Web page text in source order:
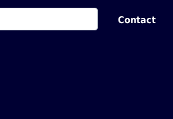
Contact